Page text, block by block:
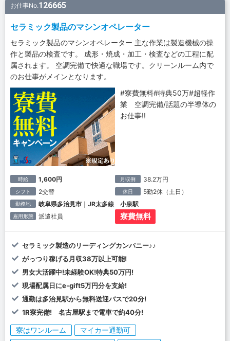
お仕事No.126665
セラミック製品のマシンオペレーター
セラミック製品のマシンオペレーター 主な作業は製造機械の操
作と製品の検査です。 成形・焼成・加工・検査などの工程に配
属されます。 空調完備で快適な職場です。クリーンルーム内で
のお仕事がメインとなります。
#寮費無料#特典50万#超軽作
業 空調完備/話題の半導体の
お仕事!!
時給 1,600円 月収例 38.2万円
シフト 2交替 休日 5勤2休（土日）
勤務地 岐阜県多治見市｜JR太多線 小泉駅
雇用形態 派遣社員 寮費無料
セラミック製造のリーディングカンパニー♪♪
がっつり稼げる月収38万以上可能!
男女大活躍中!未経験OK!特典50万円!
現場配属日にe-gift5万円分を支給!
通勤は多治見駅から無料送迎バスで20分!
1R寮完備! 名古屋駅まで電車で約40分!
寮はワンルーム
マイカー通勤可